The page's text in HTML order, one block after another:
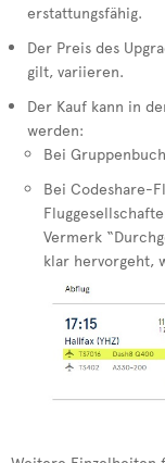
erstattungsfähig.
Der Preis des
gilt, variieren.
Der Kauf kann in
werden:
Bei
Bei Codeshare-
Vermerk
klar hervorgeht,